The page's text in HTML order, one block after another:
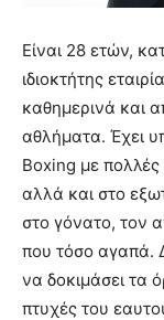
Είναι 28 ετών,
ιδιοκτήτης
καθημερινά και
αθλήματα. Έχει
Boxing με
αλλά και στο
στο γόνατο, τον
που τόσο αγαπά.
να δοκιμάσει τα
πτυχές του